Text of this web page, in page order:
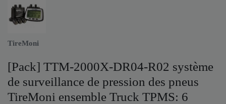
TireMoni
[Pack] TTM-2000X-DR04-R02 système
de surveillance de pression des pneus
TireMoni ensemble Truck TPMS: 6